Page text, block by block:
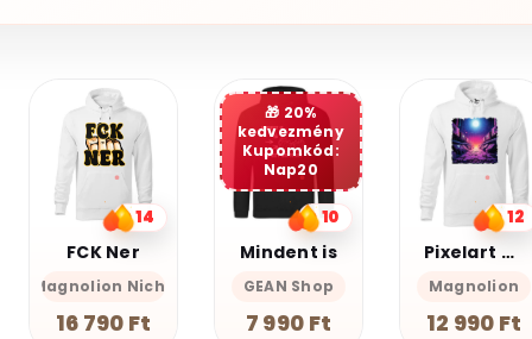
20%
kedvezmény
Kupomkód:
Nap20
10
Mindent is
GEAN Shop
7 990 Ft
12
Pixelart bakelit az űrben v3
Magnolion
12 990 Ft
10
Miauuunkácsy a ninja
Magnolion
18 190 Ft